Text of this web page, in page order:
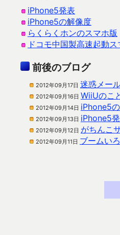
iPhone5発表
iPhone5の解像度
らくらくホンのスマホ版
ドコモ中国製高速起動ス
前後のブログ
2012年09月17日 迷惑メー
2012年09月16日 WiiUのこ
2012年09月14日 iPhone5
2012年09月13日 iPhone5
2012年09月12日 がちんこ
2012年09月11日 ブームい